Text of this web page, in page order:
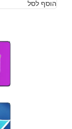
הוסף לסל